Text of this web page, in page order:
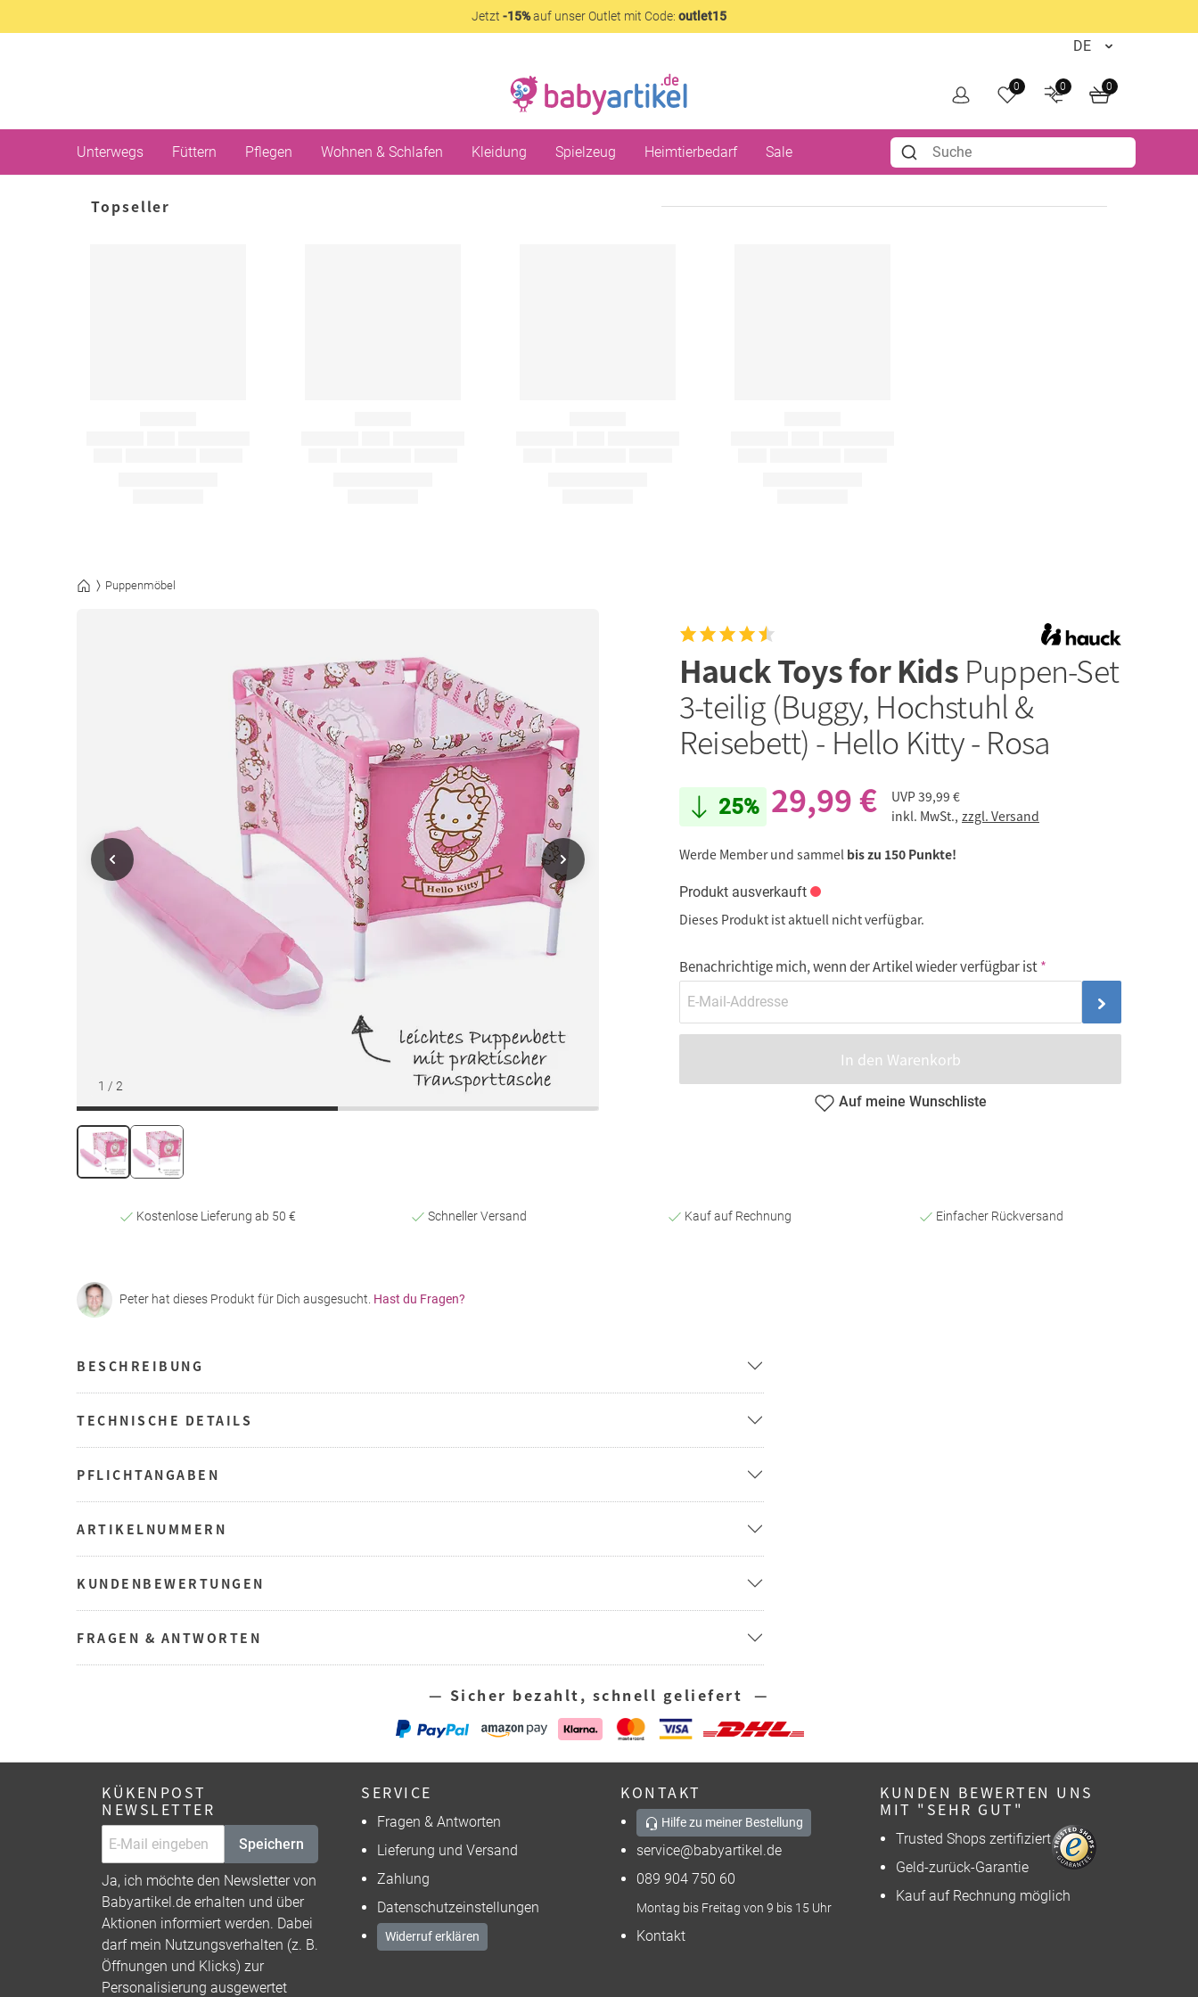
Jetzt -15%auf unser Outlet mit Code: outlet15
0 0 0
Unterwegs Füttern Pflegen Wohnen & Schlafen Kleidung Spielzeug Heimtierbedarf Sale
Topseller
Puppenmöbel
1 / 2
Hauck Toys for Kids Puppen-Set
3-teilig (Buggy, Hochstuhl &
Reisebett) - Hello Kitty - Rosa
25% 29,99 € UVP39,99 €
inkl. MwSt., zzgl. Versand
Werde Member und sammel bis zu 150 Punkte!
Produkt ausverkauft
Dieses Produkt ist aktuell nicht verfügbar.
Benachrichtige mich, wenn der Artikel wieder verfügbar ist
In den Warenkorb
Auf meine Wunschliste
Kostenlose Lieferung ab 50 € Schneller Versand Kauf auf Rechnung Einfacher Rückversand
Peter hat dieses Produkt für Dich ausgesucht. Hast du Fragen?
BESCHREIBUNG
TECHNISCHE DETAILS
PFLICHTANGABEN
ARTIKELNUMMERN
KUNDENBEWERTUNGEN
FRAGEN & ANTWORTEN
— Sicher bezahlt, schnell geliefert —
KÜKENPOST
NEWSLETTER
Speichern
Ja, ich möchte den Newsletter von
Babyartikel.de erhalten und über
Aktionen informiert werden. Dabei
darf mein Nutzungsverhalten (z. B.
Öffnungen und Klicks) zur
Personalisierung ausgewertet
SERVICE
Fragen & Antworten
Lieferung und Versand
Zahlung
Datenschutzeinstellungen
Widerruf erklären
KONTAKT
Hilfe zu meiner Bestellung
service@babyartikel.de
089 904 750 60
Montag bis Freitag von 9 bis 15 Uhr
Kontakt
KUNDEN BEWERTEN UNS
MIT "SEHR GUT"
Trusted Shops zertifiziert
Geld-zurück-Garantie
Kauf auf Rechnung möglich